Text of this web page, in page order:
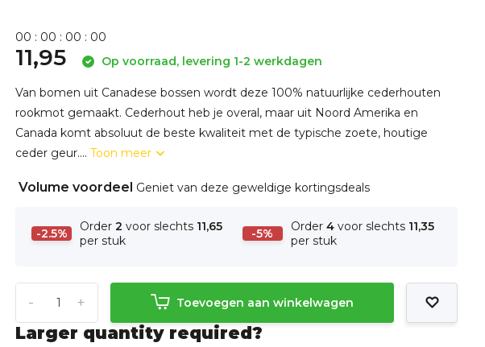
00 : 00 : 00 : 00
11,95 Op voorraad, levering 1-2 werkdagen
Van bomen uit Canadese bossen wordt deze 100% natuurlijke cederhouten
rookmot gemaakt. Cederhout heb je overal, maar uit Noord Amerika en
Canada komt absoluut de beste kwaliteit met de typische zoete, houtige
ceder geur....Toon meer
Volume voordeel Geniet van deze geweldige kortingsdeals
-2.5% Order2 voor slechts 11,65
per stuk
-5% Order 4voor slechts 11,35
per stuk
+
- Toevoegen aan winkelwagen
Larger quantity required?